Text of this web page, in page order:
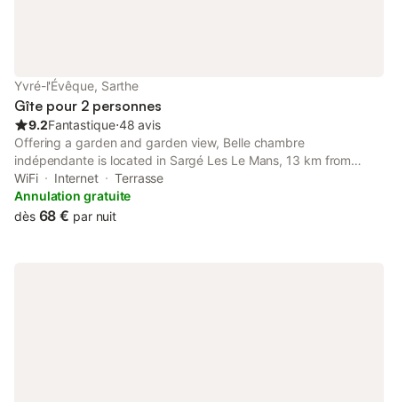
Yvré-l'Évêque, Sarthe
Gîte pour 2 personnes
9.2Fantastique⋅48 avis
Offering a garden and garden view, Belle chambre
indépendante is located in Sargé Les Le Mans, 13 km from
Antarès and 3.6 km from Le Mansgolfier Golf Club. This
property offers access to a terrace, free private parking and
free WiFi.
WiFi Internet
Terrasse
Annulation gratuite
dès 68 € par nuit